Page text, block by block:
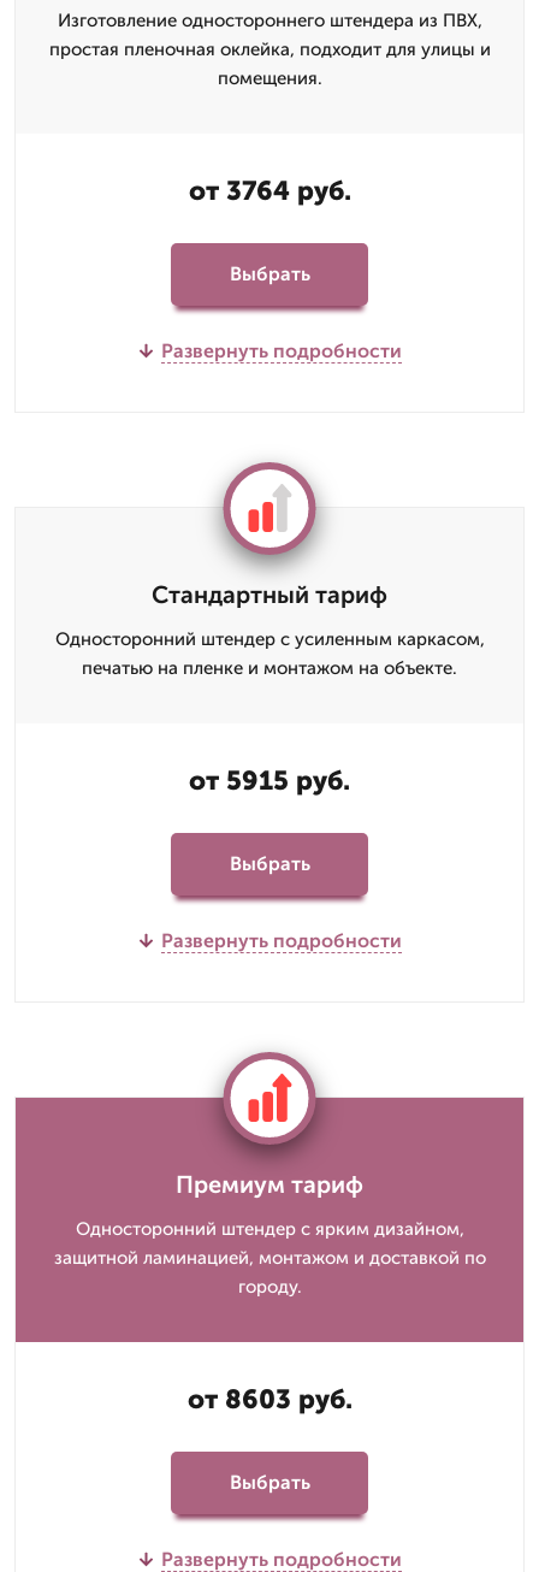
Изготовление одностороннего штендера из ПВХ,
простая пленочная оклейка, подходит для улицы и
помещения.
от 3764 руб.
Выбрать
Развернуть подробности
Стандартный тариф
Односторонний штендер с усиленным каркасом,
печатью на пленке и монтажом на объекте.
от 5915 руб.
Выбрать
Развернуть подробности
Премиум тариф
Односторонний штендер с ярким дизайном,
защитной ламинацией, монтажом и доставкой по
городу.
от 8603 руб.
Выбрать
Развернуть подробности